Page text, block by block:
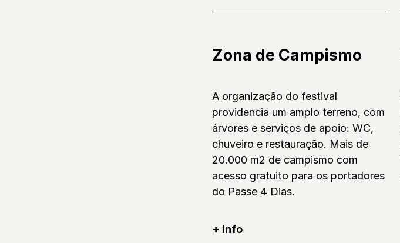
Zona de Campismo
A organização do festival
providencia um amplo terreno, com
árvores e serviços de apoio: WC,
chuveiro e restauração. Mais de
20.000 m2 de campismo com
acesso gratuito para os portadores
do Passe 4 Dias.
+ info